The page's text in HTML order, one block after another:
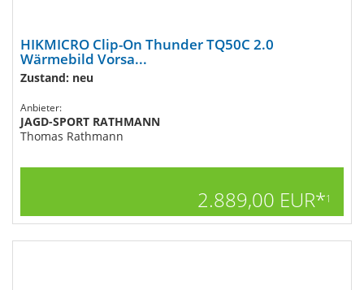
HIKMICRO Clip-On Thunder TQ50C 2.0
Wärmebild Vorsa...
Zustand: neu
Anbieter:
JAGD-SPORT RATHMANN
Thomas Rathmann
2.889,00 EUR*1